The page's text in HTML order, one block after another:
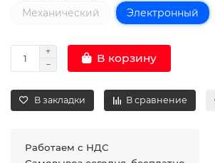
Механический
Электронный
В корзину
В закладки В сравнение
Работаем с НДС